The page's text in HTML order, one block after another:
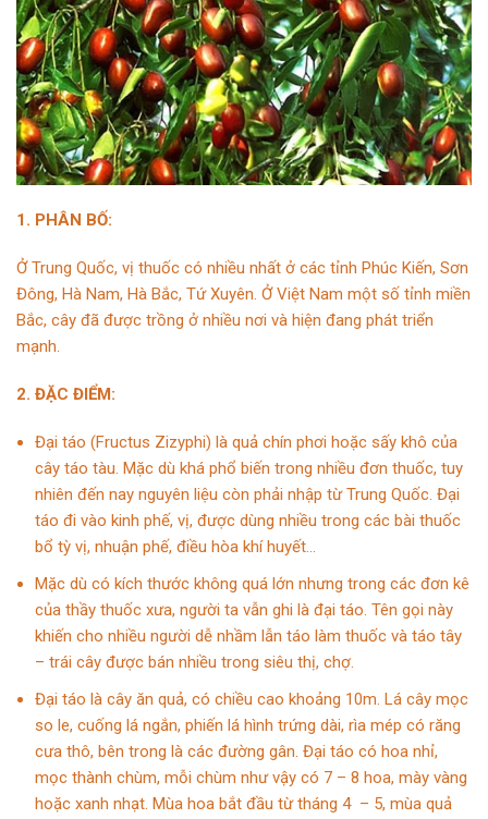
1. PHÂN BỐ:
Ở Trung Quốc, vị thuốc có nhiều nhất ở các tỉnh Phúc Kiến, Sơn
Đông, Hà Nam, Hà Bắc, Tứ Xuyên. Ở Việt Nam một số tỉnh miền
Bắc, cây đã được trồng ở nhiều nơi và hiện đang phát triển
mạnh.
2. ĐẶC ĐIỂM:
Đại táo (Fructus Zizyphi) là quả chín phơi hoặc sấy khô của
cây táo tàu. Mặc dù khá phổ biến trong nhiều đơn thuốc, tuy
nhiên đến nay nguyên liệu còn phải nhập từ Trung Quốc. Đại
táo đi vào kinh phế, vị, được dùng nhiều trong các bài thuốc
bổ tỳ vị, nhuận phế, điều hòa khí huyết…
Mặc dù có kích thước không quá lớn nhưng trong các đơn kê
của thầy thuốc xưa, người ta vẫn ghi là đại táo. Tên gọi này
khiến cho nhiều người dễ nhầm lẫn táo làm thuốc và táo tây
– trái cây được bán nhiều trong siêu thị, chợ.
Đại táo là cây ăn quả, có chiều cao khoảng 10m. Lá cây mọc
so le, cuống lá ngắn, phiến lá hình trứng dài, rìa mép có răng
cưa thô, bên trong là các đường gân. Đại táo có hoa nhỉ,
mọc thành chùm, mỗi chùm như vậy có 7 – 8 hoa, mày vàng
hoặc xanh nhạt. Mùa hoa bắt đầu từ tháng 4 – 5, mùa quả